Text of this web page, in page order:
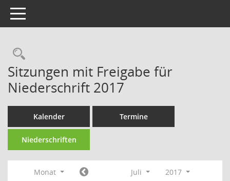
Toggle navigation
Rechercheauswahl
Sitzungen mit Freigabe für
Niederschrift 2017
Kalender Termine
Niederschriften
Monat Juli
2017